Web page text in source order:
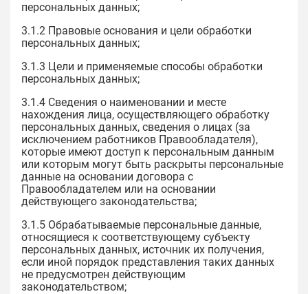
персональных данных;
3.1.2 Правовые основания и цели обработки
персональных данных;
3.1.3 Цели и применяемые способы обработки
персональных данных;
3.1.4 Сведения о наименовании и месте
нахождения лица, осуществляющего обработку
персональных данных, сведения о лицах (за
исключением работников Правообладателя),
которые имеют доступ к персональным данным
или которым могут быть раскрыты персональные
данные на основании договора с
Правообладателем или на основании
действующего законодательства;
3.1.5 Обрабатываемые персональные данные,
относящиеся к соответствующему субъекту
персональных данных, источник их получения,
если иной порядок представления таких данных
не предусмотрен действующим
законодательством;